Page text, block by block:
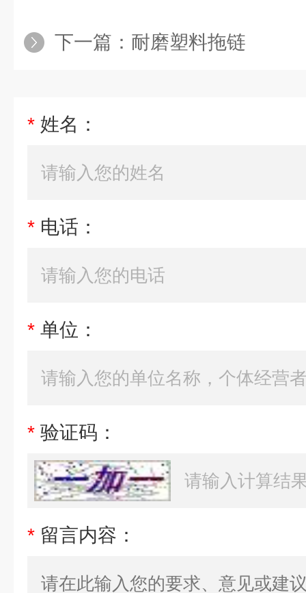
下一篇： 耐磨塑料拖链
* 姓名：
* 电话：
* 单位：
* 验证码：
* 留言内容：